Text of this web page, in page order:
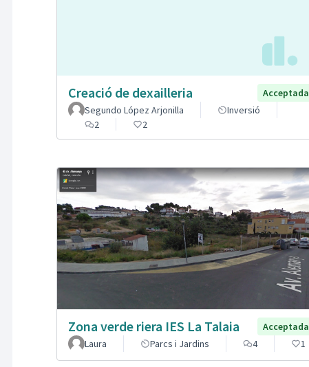
Creació de dexailleria
Acceptada
Segundo López Arjonilla
Inversió
2
2
Zona verde riera IES La Talaia
Acceptada
Laura
Parcs i Jardins 4 1